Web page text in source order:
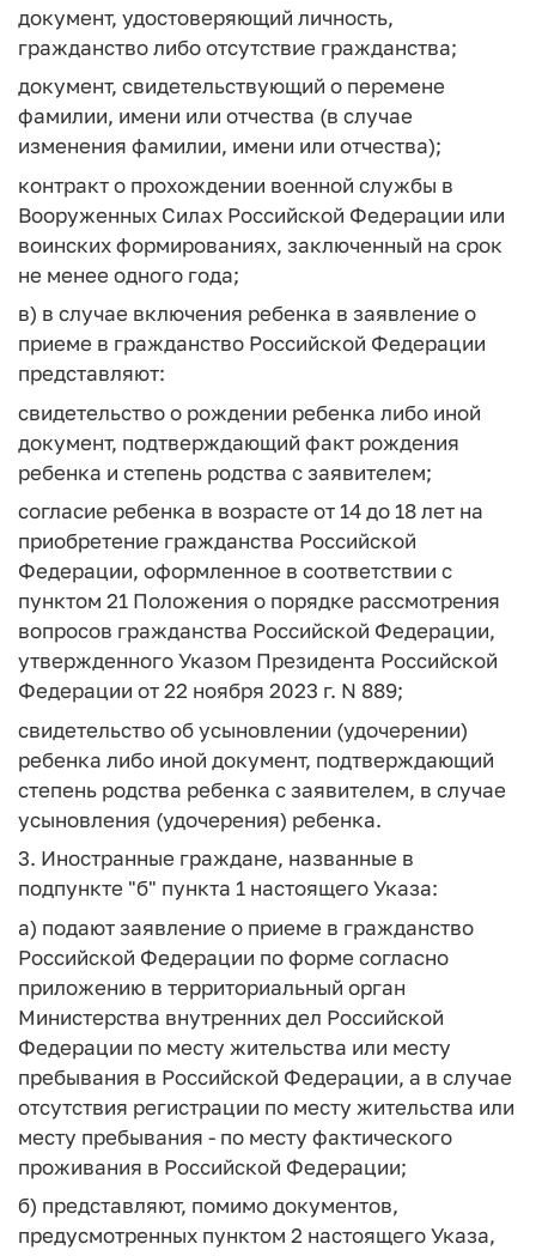
документ, удостоверяющий личность,
гражданство либо отсутствие гражданства;
документ, свидетельствующий о перемене
фамилии, имени или отчества (в случае
изменения фамилии, имени или отчества);
контракт о прохождении военной службы в
Вооруженных Силах Российской Федерации или
воинских формированиях, заключенный на срок
не менее одного года;
в) в случае включения ребенка в заявление о
приеме в гражданство Российской Федерации
представляют:
свидетельство о рождении ребенка либо иной
документ, подтверждающий факт рождения
ребенка и степень родства с заявителем;
согласие ребенка в возрасте от 14 до 18 лет на
приобретение гражданства Российской
Федерации, оформленное в соответствии с
пунктом 21 Положения о порядке рассмотрения
вопросов гражданства Российской Федерации,
утвержденного Указом Президента Российской
Федерации от 22 ноября 2023 г. N 889;
свидетельство об усыновлении (удочерении)
ребенка либо иной документ, подтверждающий
степень родства ребенка с заявителем, в случае
усыновления (удочерения) ребенка.
3. Иностранные граждане, названные в
подпункте "б" пункта 1 настоящего Указа:
а) подают заявление о приеме в гражданство
Российской Федерации по форме согласно
приложению в территориальный орган
Министерства внутренних дел Российской
Федерации по месту жительства или месту
пребывания в Российской Федерации, а в случае
отсутствия регистрации по месту жительства или
месту пребывания - по месту фактического
проживания в Российской Федерации;
б) представляют, помимо документов,
предусмотренных пунктом 2 настоящего Указа,